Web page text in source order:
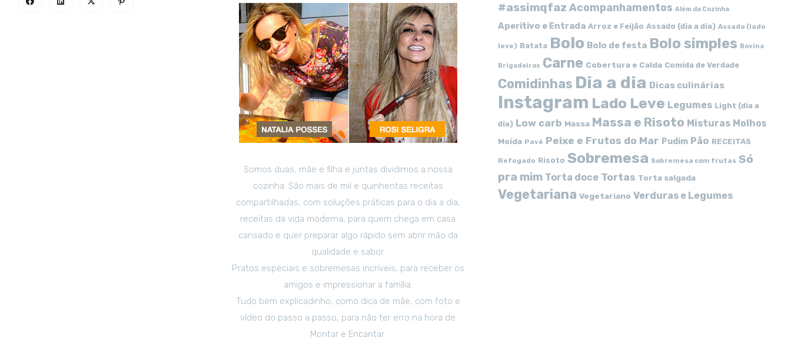
Somos duas, mãe e filha e juntas dividimos a nossa
cozinha. São mais de mil e quinhentas receitas
compartilhadas, com soluções práticas para o dia a dia,
receitas da vida moderna, para quem chega em casa
cansado e quer preparar algo rápido sem abrir mão da
qualidade e sabor.
Pratos especiais e sobremesas incríveis, para receber os
amigos e impressionar a família.
Tudo bem explicadinho, como dica de mãe, com foto e
vídeo do passo a passo, para não ter erro na hora de
Montar e Encantar.
#assimqfaz Acompanhamentos Além da Cozinha
Aperitivo e Entrada Arroz e Feijão Assado (dia a dia) Assado (lado
leve) Batata Bolo Bolo de festa Bolo simples Bovina
Brigadeiros Carne Cobertura e Calda Comida de Verdade
Comidinhas Dia a dia Dicas culinárias
Instagram Lado Leve Legumes Light (dia a
dia) Low carb Massa Massa e Risoto Misturas Molhos
Moída Pavê Peixe e Frutos do Mar Pudim Pão RECEITAS
Refogado Risoto Sobremesa Sobremesa com frutas Só
pra mim Torta doce Tortas Torta salgada
Vegetariana Vegetariano Verduras e Legumes